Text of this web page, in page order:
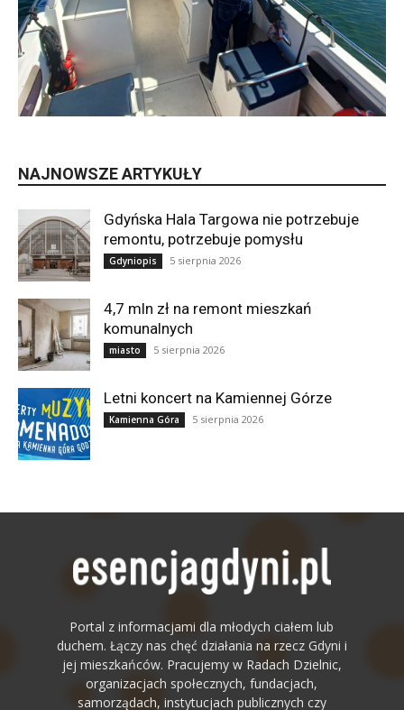
NAJNOWSZE ARTYKUŁY
Gdyńska Hala Targowa nie potrzebuje
remontu, potrzebuje pomysłu
Gdyniopis 5 sierpnia 2026
4,7 mln zł na remont mieszkań
komunalnych
miasto 5 sierpnia 2026
Letni koncert na Kamiennej Górze
Kamienna Góra 5 sierpnia 2026
Portal z informacjami dla młodych ciałem lub
duchem. Łączy nas chęć działania na rzecz Gdyni i
jej mieszkańców. Pracujemy w Radach Dzielnic,
organizacjach społecznych, fundacjach,
samorządach, instytucjach publicznych czy